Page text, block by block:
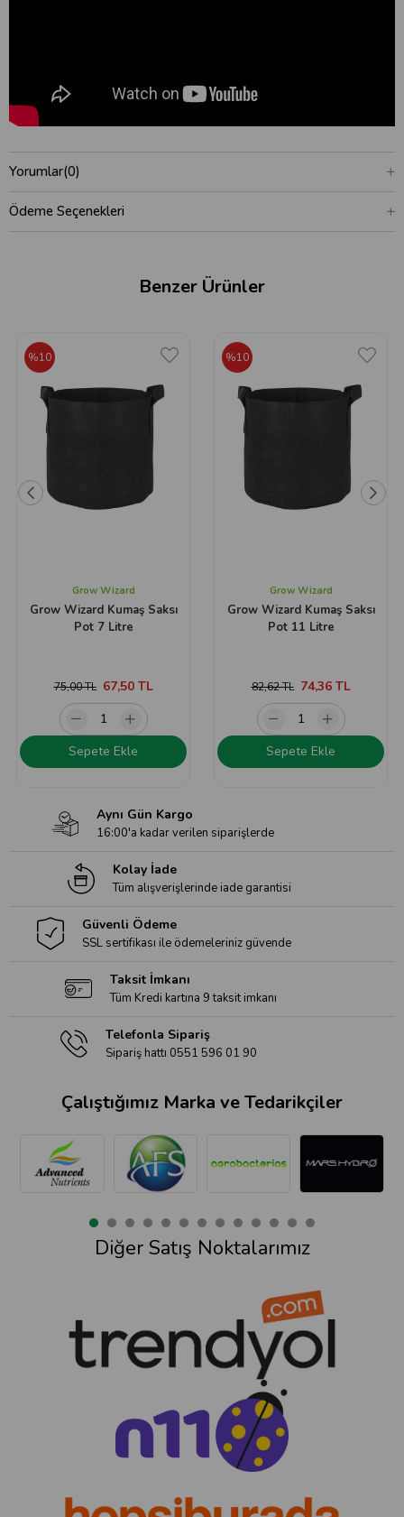
Yorumlar(0)
Ödeme Seçenekleri
Benzer Ürünler
Grow Wizard
Grow Wizard Kumaş Saksı
Pot 7 Litre
67,50 TL
75,00 TL
%10
Sepete Ekle
Grow Wizard
Grow Wizard Kumaş Saksı
Pot 11 Litre
74,36 TL
82,62 TL
%10
Sepete Ekle
Aynı Gün Kargo
16:00'a kadar verilen siparişlerde
Kolay İade
Tüm alışverişlerinde iade garantisi
Güvenli Ödeme
SSL sertifikası ile ödemeleriniz güvende
Taksit İmkanı
Tüm Kredi kartına 9 taksit imkanı
Telefonla Sipariş
Sipariş hattı 0551 596 01 90
Çalıştığımız Marka ve Tedarikçiler
Diğer Satış Noktalarımız